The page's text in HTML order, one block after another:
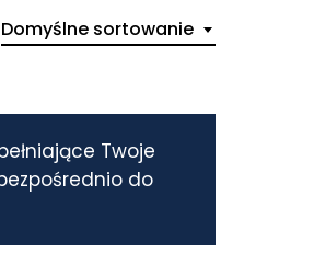
Domyślne sortowanie
Twoje
do